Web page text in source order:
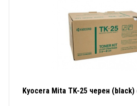
Kyocera Mita TK-25 черен (black)